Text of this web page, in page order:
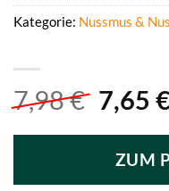
7,98€
war:
7,98 €
7,65
ZUM
Kategorie: Nussmus &